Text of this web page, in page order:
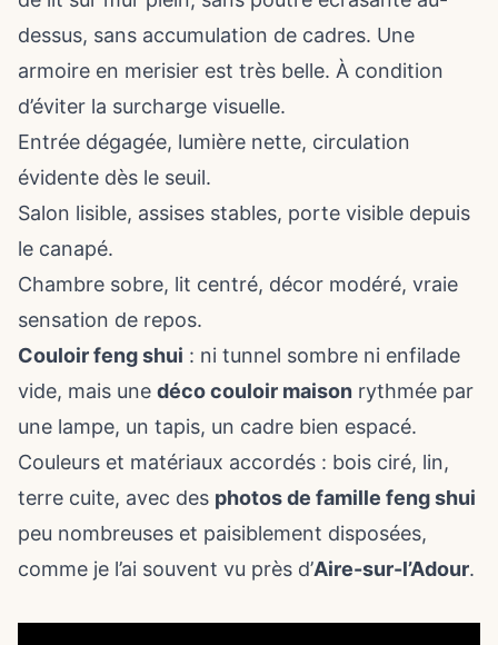
dessus, sans accumulation de cadres. Une
armoire en merisier est très belle. À condition
d’éviter la surcharge visuelle.
Entrée dégagée, lumière nette, circulation
évidente dès le seuil.
Salon lisible, assises stables, porte visible depuis
le canapé.
Chambre sobre, lit centré, décor modéré, vraie
sensation de repos.
Couloir feng shui : ni tunnel sombre ni enfilade
vide, mais une déco couloir maison rythmée par
une lampe, un tapis, un cadre bien espacé.
Couleurs et matériaux accordés : bois ciré, lin,
terre cuite, avec des photos de famille feng shui
peu nombreuses et paisiblement disposées,
comme je l’ai souvent vu près d’Aire-sur-l’Adour.